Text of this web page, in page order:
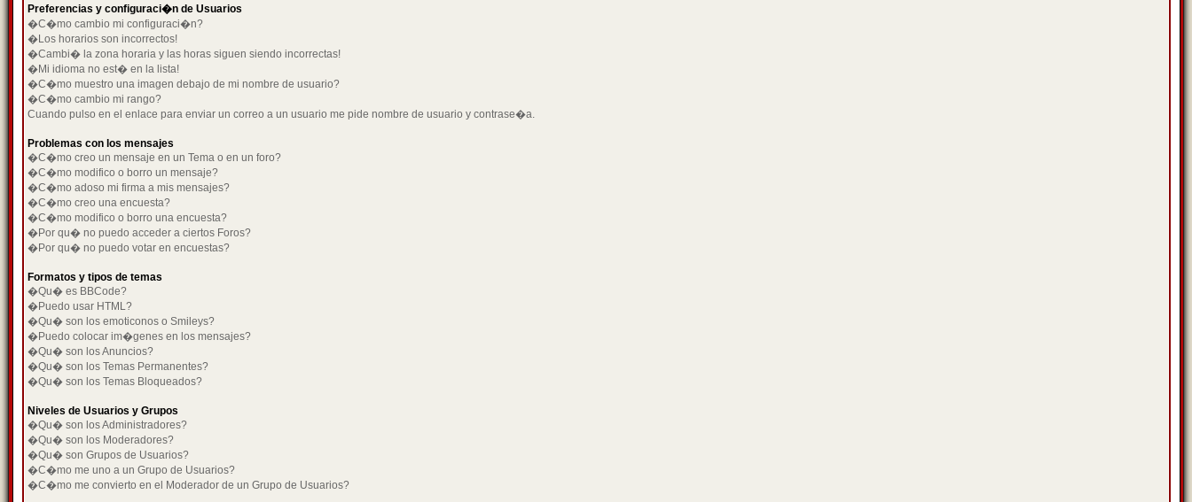
Preferencias y configuraci�n de Usuarios
�C�mo cambio mi configuraci�n?
�Los horarios son incorrectos!
�Cambi� la zona horaria y las horas siguen siendo incorrectas!
�Mi idioma no est� en la lista!
�C�mo muestro una imagen debajo de mi nombre de usuario?
�C�mo cambio mi rango?
Cuando pulso en el enlace para enviar un correo a un usuario me pide nombre de usuario y contrase�a.
Problemas con los mensajes
�C�mo creo un mensaje en un Tema o en un foro?
�C�mo modifico o borro un mensaje?
�C�mo adoso mi firma a mis mensajes?
�C�mo creo una encuesta?
�C�mo modifico o borro una encuesta?
�Por qu� no puedo acceder a ciertos Foros?
�Por qu� no puedo votar en encuestas?
Formatos y tipos de temas
�Qu� es BBCode?
�Puedo usar HTML?
�Qu� son los emoticonos o Smileys?
�Puedo colocar im�genes en los mensajes?
�Qu� son los Anuncios?
�Qu� son los Temas Permanentes?
�Qu� son los Temas Bloqueados?
Niveles de Usuarios y Grupos
�Qu� son los Administradores?
�Qu� son los Moderadores?
�Qu� son Grupos de Usuarios?
�C�mo me uno a un Grupo de Usuarios?
�C�mo me convierto en el Moderador de un Grupo de Usuarios?